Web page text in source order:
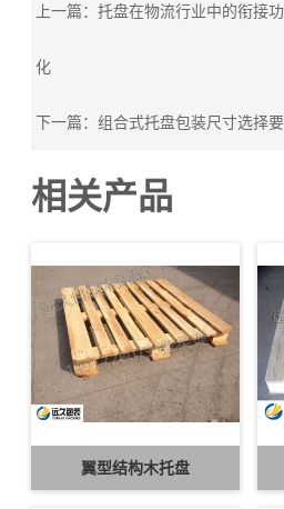
上一篇：托盘在物流行业中的衔接
化
下一篇：组合式托盘包装尺寸选择
相关产品
翼型结构木托盘